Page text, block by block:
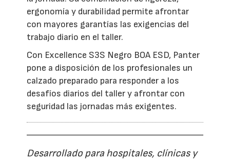
ergonomía y durabilidad permite afrontar
con mayores garantías las exigencias del
trabajo diario en el taller.
Con Excellence S3S Negro BOA ESD, Panter
pone a disposición de los profesionales un
calzado preparado para responder a los
desafíos diarios del taller y afrontar con
seguridad las jornadas más exigentes.
Desarrollado para hospitales, clínicas y